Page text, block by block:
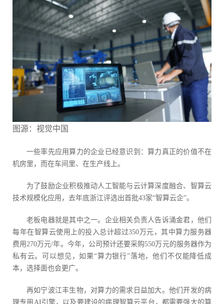
图源：视觉中国
一些率先应用算力的企业已经意识到：算力真正的价值不在
机房里，而在车间里、在生产线上。
为了鼓励企业积极推动人工智能与云计算深度融合、智算云
技术规模化应用，去年底浙江评选出首批43家“智算云企”。
老板电器就是其中之一。企业相关负责人告诉涌金君，他们
每年在智算云使用上的投入总计超过350万元，其中算力服务器
费用270万元/年。今年，公司预计还要采购550万元的服务器作为
私有云。可以想见，如果“算力银行”落地，他们不仅能降低成
本，选择面也会更广。
再如宁波江丰生物，对算力的需求日益加大。他们开发的病
理专用AI引擎，以及要建设的病理智算云平台，都需要强大的算